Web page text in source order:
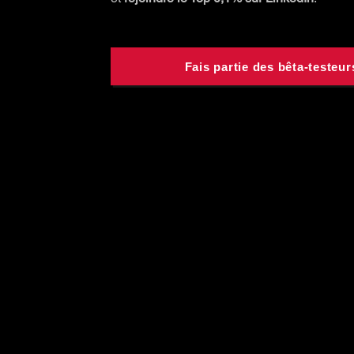
Fais partie des bêta-